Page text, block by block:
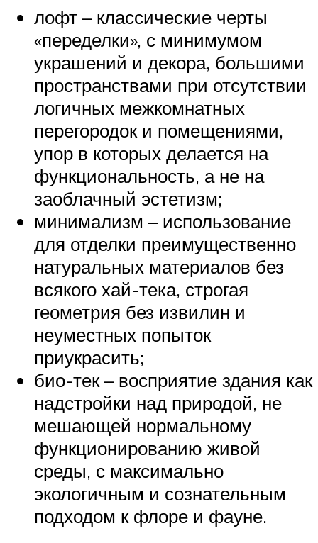
лофт – классические черты
«переделки», с минимумом
украшений и декора, большими
пространствами при отсутствии
логичных межкомнатных
перегородок и помещениями,
упор в которых делается на
функциональность, а не на
заоблачный эстетизм;
минимализм – использование
для отделки преимущественно
натуральных материалов без
всякого хай-тека, строгая
геометрия без извилин и
неуместных попыток
приукрасить;
био-тек – восприятие здания как
надстройки над природой, не
мешающей нормальному
функционированию живой
среды, с максимально
экологичным и сознательным
подходом к флоре и фауне.